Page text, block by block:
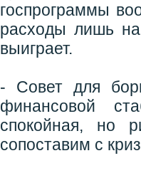
госпрограммы
расходы лишь
выиграет.
- Совет для
финансовой
спокойная, но
сопоставим с